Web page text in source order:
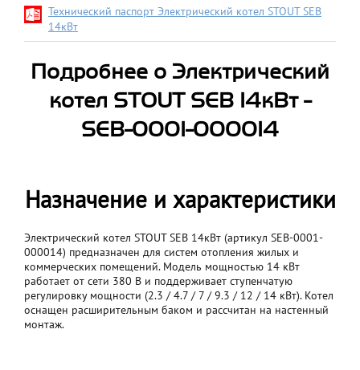
Технический паспорт Электрический котел STOUT SEB
14кВт
Подробнее о Электрический
котел STOUT SEB 14кВт -
SEB-0001-000014
Назначение и характеристики
Электрический котел STOUT SEB 14кВт (артикул SEB-0001-
000014) предназначен для систем отопления жилых и
коммерческих помещений. Модель мощностью 14 кВт
работает от сети 380 В и поддерживает ступенчатую
регулировку мощности (2.3 / 4.7 / 7 / 9.3 / 12 / 14 кВт). Котел
оснащен расширительным баком и рассчитан на настенный
монтаж.